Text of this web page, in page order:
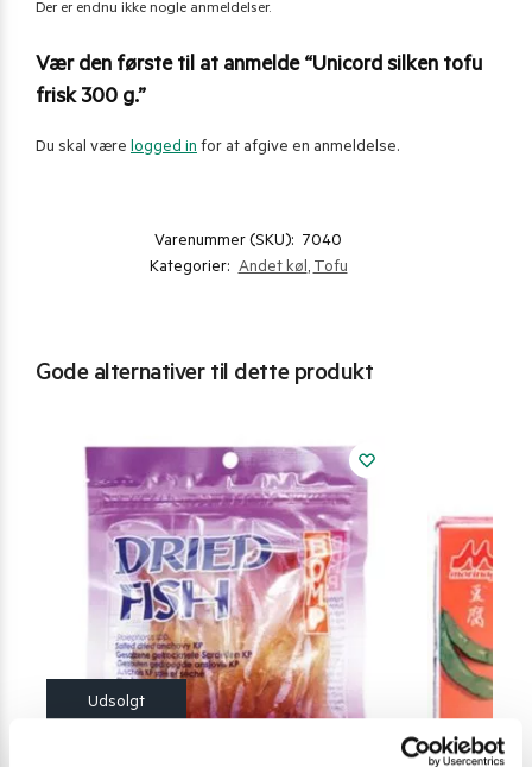
Der er endnu ikke nogle anmeldelser.
Vær den første til at anmelde “Unicord silken tofu
frisk 300 g.”
Du skal være logged in for at afgive en anmeldelse.
Varenummer (SKU): 7040
Kategorier: Andet køl,Tofu
Gode alternativer til dette produkt